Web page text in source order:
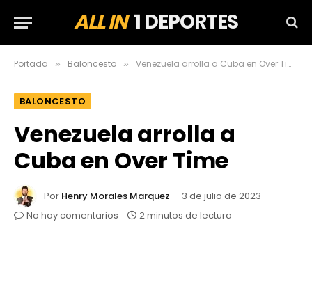
ALL IN1 DEPORTES
Portada » Baloncesto » Venezuela arrolla a Cuba en Over Time
BALONCESTO
Venezuela arrolla a
Cuba en Over Time
Por Henry Morales Marquez
3 de julio de 2023
No hay comentarios
2 minutos de lectura